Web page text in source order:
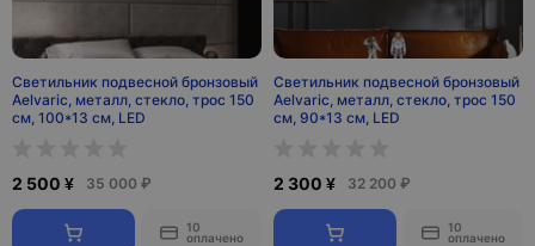
Светильник подвесной бронзовый
Aelvaric, металл, стекло, трос 150
см, 100*13 см, LED
2 500 ¥ 35 000 ₽
10
оплачено
Светильник подвесной бронзовый
Aelvaric, металл, стекло, трос 150
см, 90*13 см, LED
2 300 ¥ 32 200 ₽
10
оплачено